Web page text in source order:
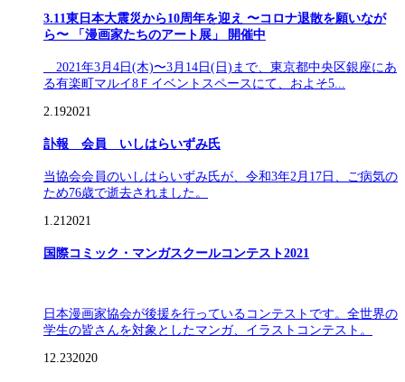
3.11東日本大震災から10周年を迎え 〜コロナ退散を願いなが
ら〜 「漫画家たちのアート展」 開催中
2021年3月4日(木)〜3月14日(日)まで、東京都中央区銀座にあ
る有楽町マルイ8Ｆイベントスペースにて、およそ5...
2.192021
訃報 会員 いしはらいずみ氏
当協会会員のいしはらいずみ氏が、令和3年2月17日、ご病気の
ため76歳で逝去されました。
1.212021
国際コミック・マンガスクールコンテスト2021
日本漫画家協会が後援を行っているコンテストです。全世界の
学生の皆さんを対象としたマンガ、イラストコンテスト。
12.232020